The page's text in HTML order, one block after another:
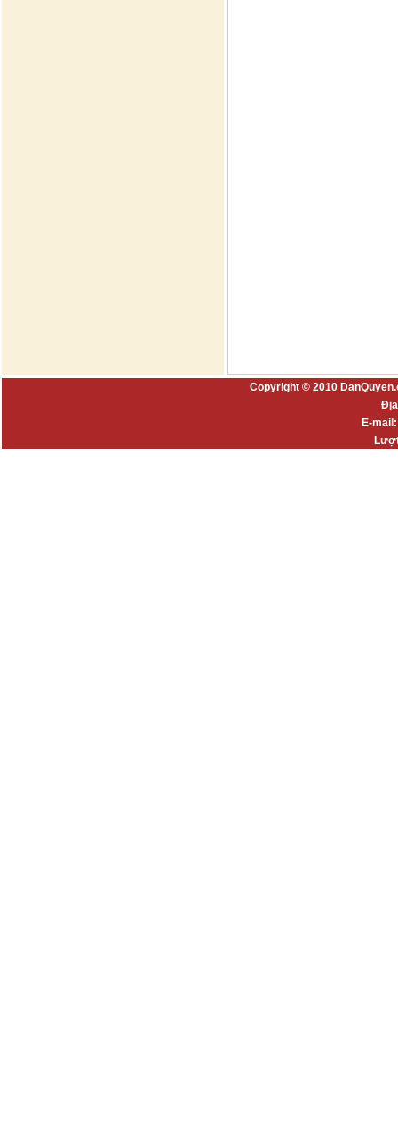
Copyright © 2010
E-